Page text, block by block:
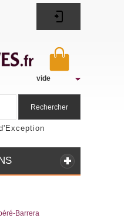
vide
Rechercher
Barrera